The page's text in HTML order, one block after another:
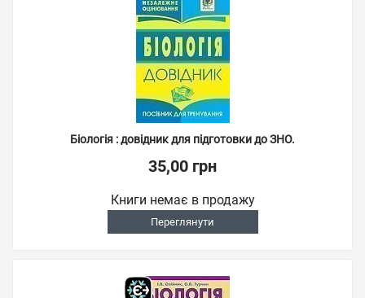
Біологія : довідник для підготовки до ЗНО.
35,00 грн
Книги немає в продажу
Переглянути